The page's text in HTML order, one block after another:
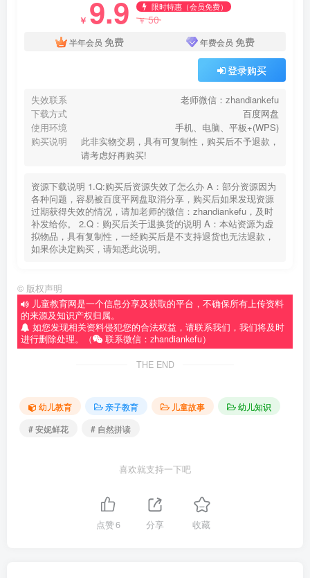
￥ 9.9 限时特惠（会员免费）
￥50
半年会员 免费 年费会员 免费
登录购买
失效联系
老师微信：zhandiankefu
下载方式
百度网盘
使用环境
手机、电脑、平板+(WPS)
购买说明
此非实物交易，具有可复制性，购买后不予退款，
请考虑好再购买!
资源下载说明 1.Q:购买后资源失效了怎么办 A：部分资源因为
各种问题，容易被百度平网盘取消分享，购买后如果发现资源
过期获得失效的情况，请加老师的微信：zhandiankefu，及时
补发给你。 2.Q：购买后关于退换货的说明 A：本站资源为虚
拟物品，具有复制性，一经购买后是不支持退货也无法退款，
如果你决定购买，请知悉此说明。
© 版权声明
儿童教育网是一个信息分享及获取的平台，不确保所有上传资料
的来源及知识产权归属。
如您发现相关资料侵犯您的合法权益，请联系我们，我们将及时
进行删除处理。（
联系微信：zhandiankefu）
THE END
幼儿教育 亲子教育 儿童故事
幼儿知识
# 安妮鲜花
# 自然拼读
喜欢就支持一下吧
点赞6 分享 收藏